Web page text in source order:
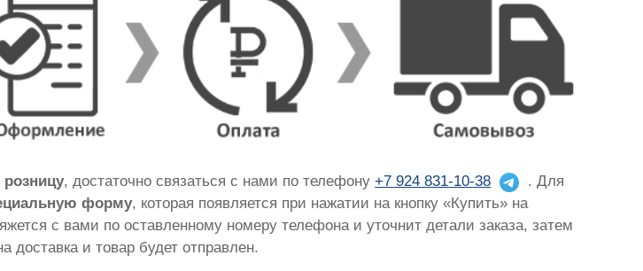
розницу, достаточно связаться с нами по телефону+7 924 831-10-38
. Для
форму, которая появляется при нажатии на кнопку «Купить» на
с вами по оставленному номеру телефона и уточнит детали заказа, затем
и товар будет отправлен.